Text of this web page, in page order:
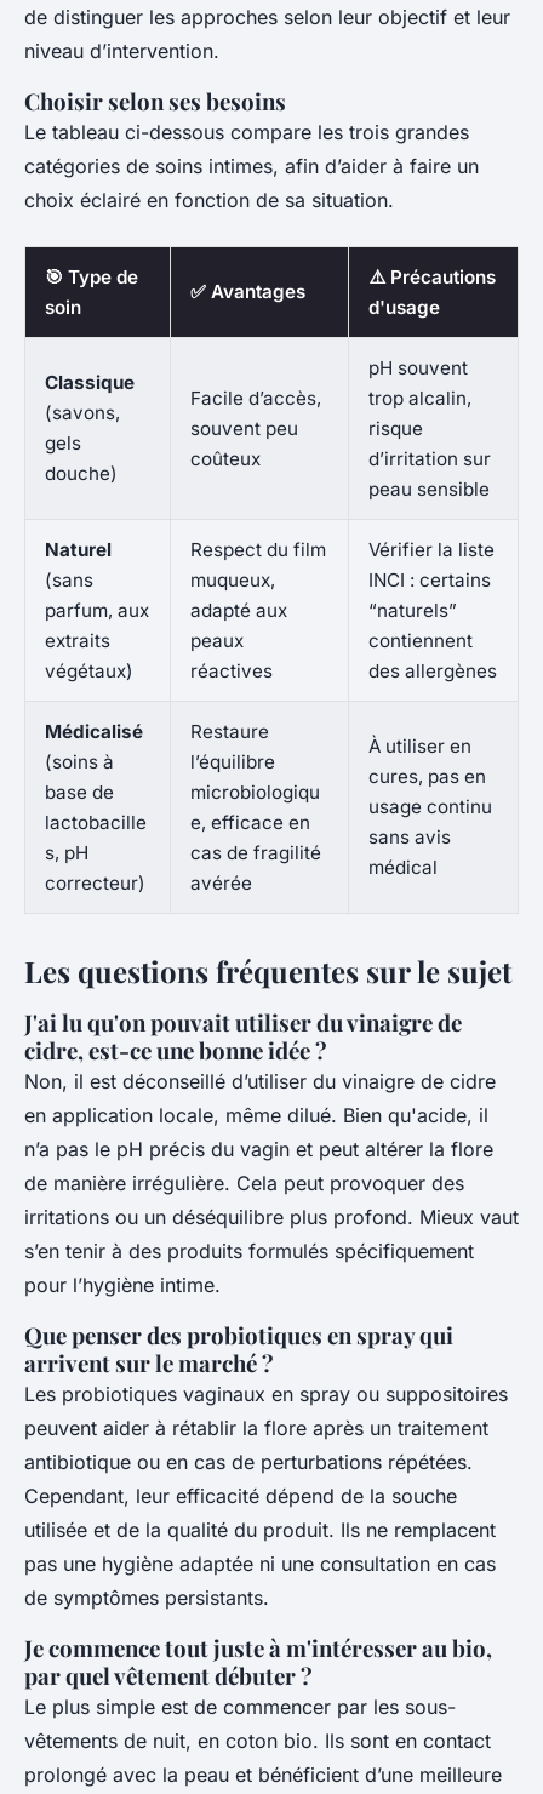
de distinguer les approches selon leur objectif et leur
niveau d’intervention.
Choisir selon ses besoins
Le tableau ci-dessous compare les trois grandes
catégories de soins intimes, afin d’aider à faire un
choix éclairé en fonction de sa situation.
🎯 Type de
soin
✅ Avantages
⚠️ Précautions
d'usage
Classique
(savons,
gels
douche)
Facile d’accès,
souvent peu
coûteux
pH souvent
trop alcalin,
risque
d’irritation sur
peau sensible
Naturel
(sans
parfum, aux
extraits
végétaux)
Respect du film
muqueux,
adapté aux
peaux
réactives
Vérifier la liste
INCI : certains
“naturels”
contiennent
des allergènes
Médicalisé
(soins à
base de
lactobacille
s, pH
correcteur)
Restaure
l’équilibre
microbiologiqu
e, efficace en
cas de fragilité
avérée
À utiliser en
cures, pas en
usage continu
sans avis
médical
Les questions fréquentes sur le sujet
J'ai lu qu'on pouvait utiliser du vinaigre de
cidre, est-ce une bonne idée ?
Non, il est déconseillé d’utiliser du vinaigre de cidre
en application locale, même dilué. Bien qu'acide, il
n’a pas le pH précis du vagin et peut altérer la flore
de manière irrégulière. Cela peut provoquer des
irritations ou un déséquilibre plus profond. Mieux vaut
s’en tenir à des produits formulés spécifiquement
pour l’hygiène intime.
Que penser des probiotiques en spray qui
arrivent sur le marché ?
Les probiotiques vaginaux en spray ou suppositoires
peuvent aider à rétablir la flore après un traitement
antibiotique ou en cas de perturbations répétées.
Cependant, leur efficacité dépend de la souche
utilisée et de la qualité du produit. Ils ne remplacent
pas une hygiène adaptée ni une consultation en cas
de symptômes persistants.
Je commence tout juste à m'intéresser au bio,
par quel vêtement débuter ?
Le plus simple est de commencer par les sous-
vêtements de nuit, en coton bio. Ils sont en contact
prolongé avec la peau et bénéficient d’une meilleure